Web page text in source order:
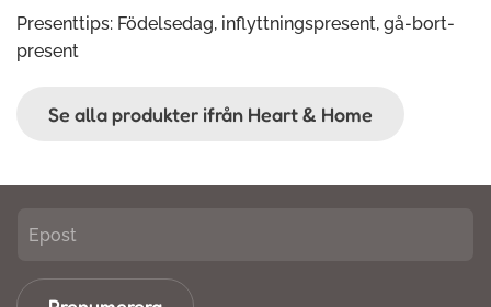
Presenttips: Födelsedag, inflyttningspresent, gå-bort-
present
Se alla produkter ifrån Heart & Home